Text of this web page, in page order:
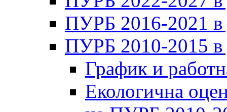
ПУРБ 2016-2021 в
ПУРБ 2010-2015 в
График и
Екологична